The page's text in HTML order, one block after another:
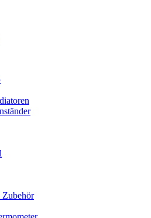
Zubehör